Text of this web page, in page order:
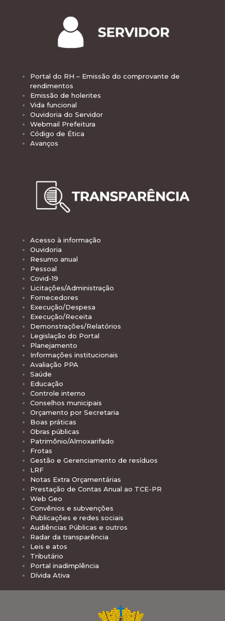
Portal do RH – Emissão do comprovante de
rendimentos
Emissão de holerites
Vida funcional
Ouvidoria do Servidor
Webmail Prefeitura
Código de Ética
Avanços
Acesso à informação
Ouvidoria
Resumo anual
Pessoal
Covid-19
Licitações/Administração
Fornecedores
Execução/Despesa
Execução/Receita
Demonstrações/Relatórios
Legislação do Portal
Planejamento
Informações institucionais
Avaliação PPA
Saúde
Educação
Controle interno
Conselhos municipais
Orçamento por Secretaria
Boas práticas
Obras públicas
Patrimônio/Almoxarifado
Frotas
Gestão e Gerenciamento de resíduos
LRF
Notas Extra Orçamentárias
Prestação de Contas Anual ao TCE-PR
Web Geo
Convênios e subvenções
Publicações e redes sociais
Audiências Públicas e outros
Radar da transparência
Leis e atos
Tributário
Portal inadimplência
Dívida Ativa